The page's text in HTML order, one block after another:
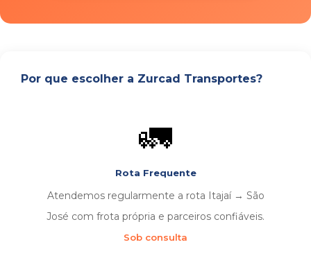
Por que escolher a Zurcad Transportes?
🚛
Rota Frequente
Atendemos regularmente a rota Itajaí → São
José com frota própria e parceiros confiáveis.
Sob consulta